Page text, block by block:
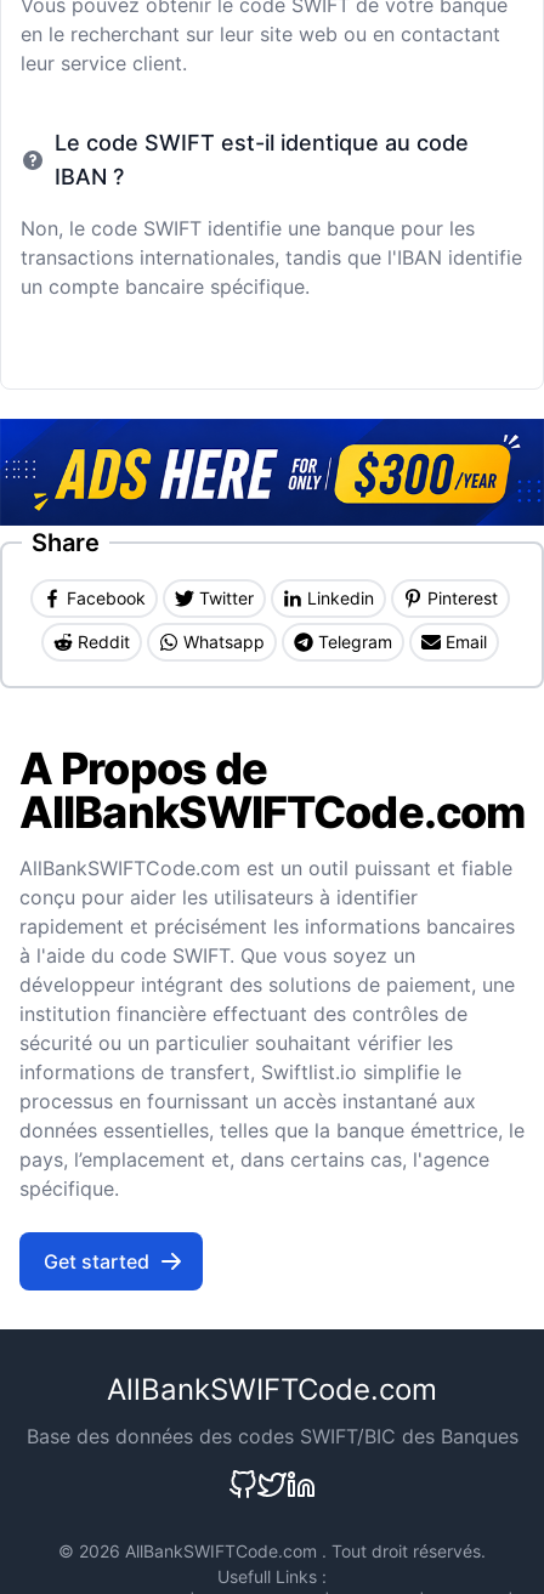
Vous pouvez obtenir le code SWIFT de votre banque
en le recherchant sur leur site web ou en contactant
leur service client.
Le code SWIFT est-il identique au code
IBAN ?
Non, le code SWIFT identifie une banque pour les
transactions internationales, tandis que l'IBAN identifie
un compte bancaire spécifique.
Share
Facebook Twitter Linkedin Pinterest
Reddit Whatsapp Telegram Email
A Propos de
AllBankSWIFTCode.com
AllBankSWIFTCode.com est un outil puissant et fiable
conçu pour aider les utilisateurs à identifier
rapidement et précisément les informations bancaires
à l'aide du code SWIFT. Que vous soyez un
développeur intégrant des solutions de paiement, une
institution financière effectuant des contrôles de
sécurité ou un particulier souhaitant vérifier les
informations de transfert, Swiftlist.io simplifie le
processus en fournissant un accès instantané aux
données essentielles, telles que la banque émettrice, le
pays, l’emplacement et, dans certains cas, l'agence
spécifique.
Get started
AllBankSWIFTCode.com
Base des données des codes SWIFT/BIC des Banques
© 2026 AllBankSWIFTCode.com . Tout droit réservés.
Usefull Links :